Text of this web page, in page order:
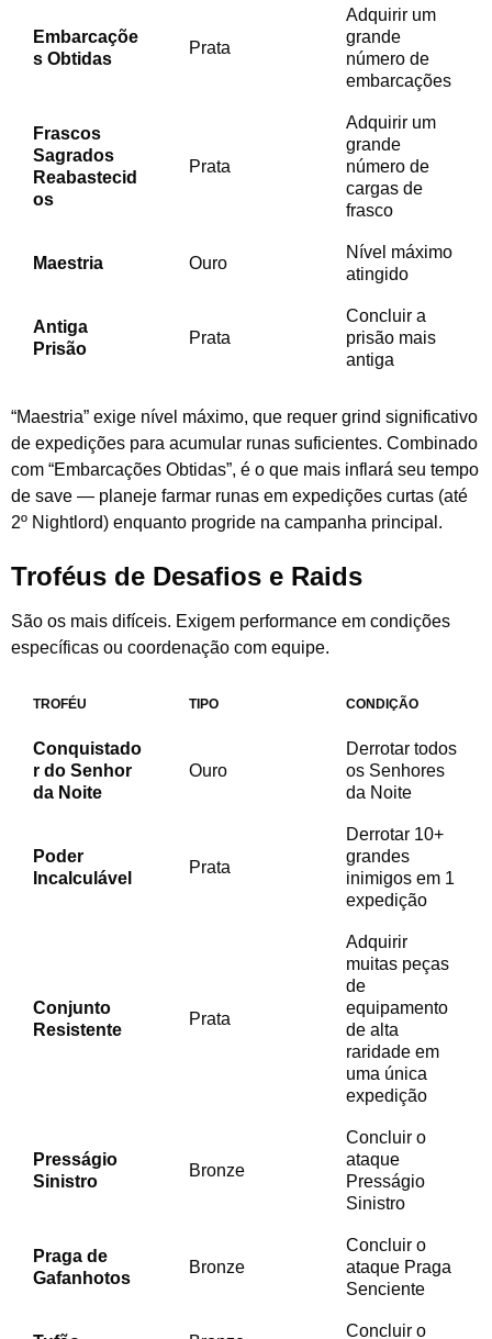
Embarcaçõe
s Obtidas
Prata
Adquirir um
grande
número de
embarcações
Frascos
Sagrados
Reabastecid
os
Prata
Adquirir um
grande
número de
cargas de
frasco
Maestria Ouro
Nível máximo
atingido
Antiga
Prisão
Prata
Concluir a
prisão mais
antiga
“Maestria” exige nível máximo, que requer grind significativo
de expedições para acumular runas suficientes. Combinado
com “Embarcações Obtidas”, é o que mais inflará seu tempo
de save — planeje farmar runas em expedições curtas (até
2º Nightlord) enquanto progride na campanha principal.
Troféus de Desafios e Raids
São os mais difíceis. Exigem performance em condições
específicas ou coordenação com equipe.
TROFÉU TIPO CONDIÇÃO
Conquistado
r do Senhor
da Noite
Ouro
Derrotar todos
os Senhores
da Noite
Poder
Incalculável
Prata
Derrotar 10+
grandes
inimigos em 1
expedição
Conjunto
Resistente
Prata
Adquirir
muitas peças
de
equipamento
de alta
raridade em
uma única
expedição
Presságio
Sinistro
Bronze
Concluir o
ataque
Presságio
Sinistro
Praga de
Gafanhotos
Bronze
Concluir o
ataque Praga
Senciente
Concluir o